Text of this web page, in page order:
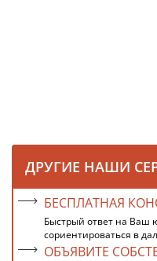
ДРУГИЕ НАШИ
БЕСПЛАТНАЯ
Быстрый ответ на Ваш
сориентироваться в
ОБЪЯВИТЕ